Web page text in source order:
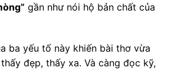
gần như nói hộ bản chất của
ba yếu tố này khiến bài thơ vừa
đẹp, thấy xa. Và càng đọc kỹ,